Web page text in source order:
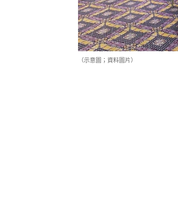
（示意圖；資料圖片）